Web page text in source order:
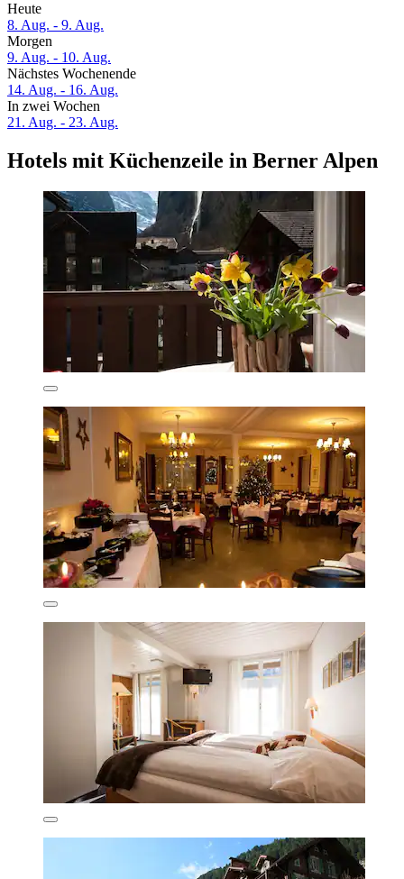
Heute
8. Aug. - 9. Aug.
Morgen
9. Aug. - 10. Aug.
Nächstes Wochenende
14. Aug. - 16. Aug.
In zwei Wochen
21. Aug. - 23. Aug.
Hotels mit Küchenzeile in Berner Alpen